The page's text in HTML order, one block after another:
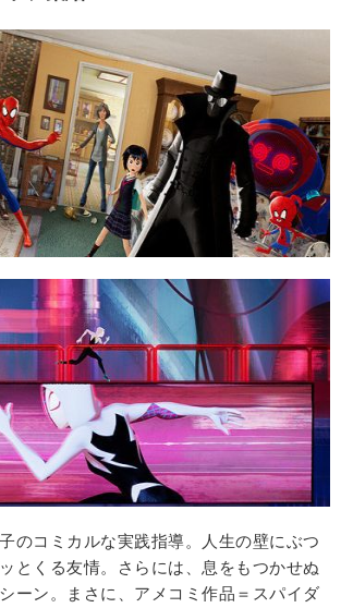
のコミカルな実践指導。人生の壁にぶつ
とくる友情。さらには、息をもつかせぬ
ーン。まさに、アメコミ作品＝スパイダ